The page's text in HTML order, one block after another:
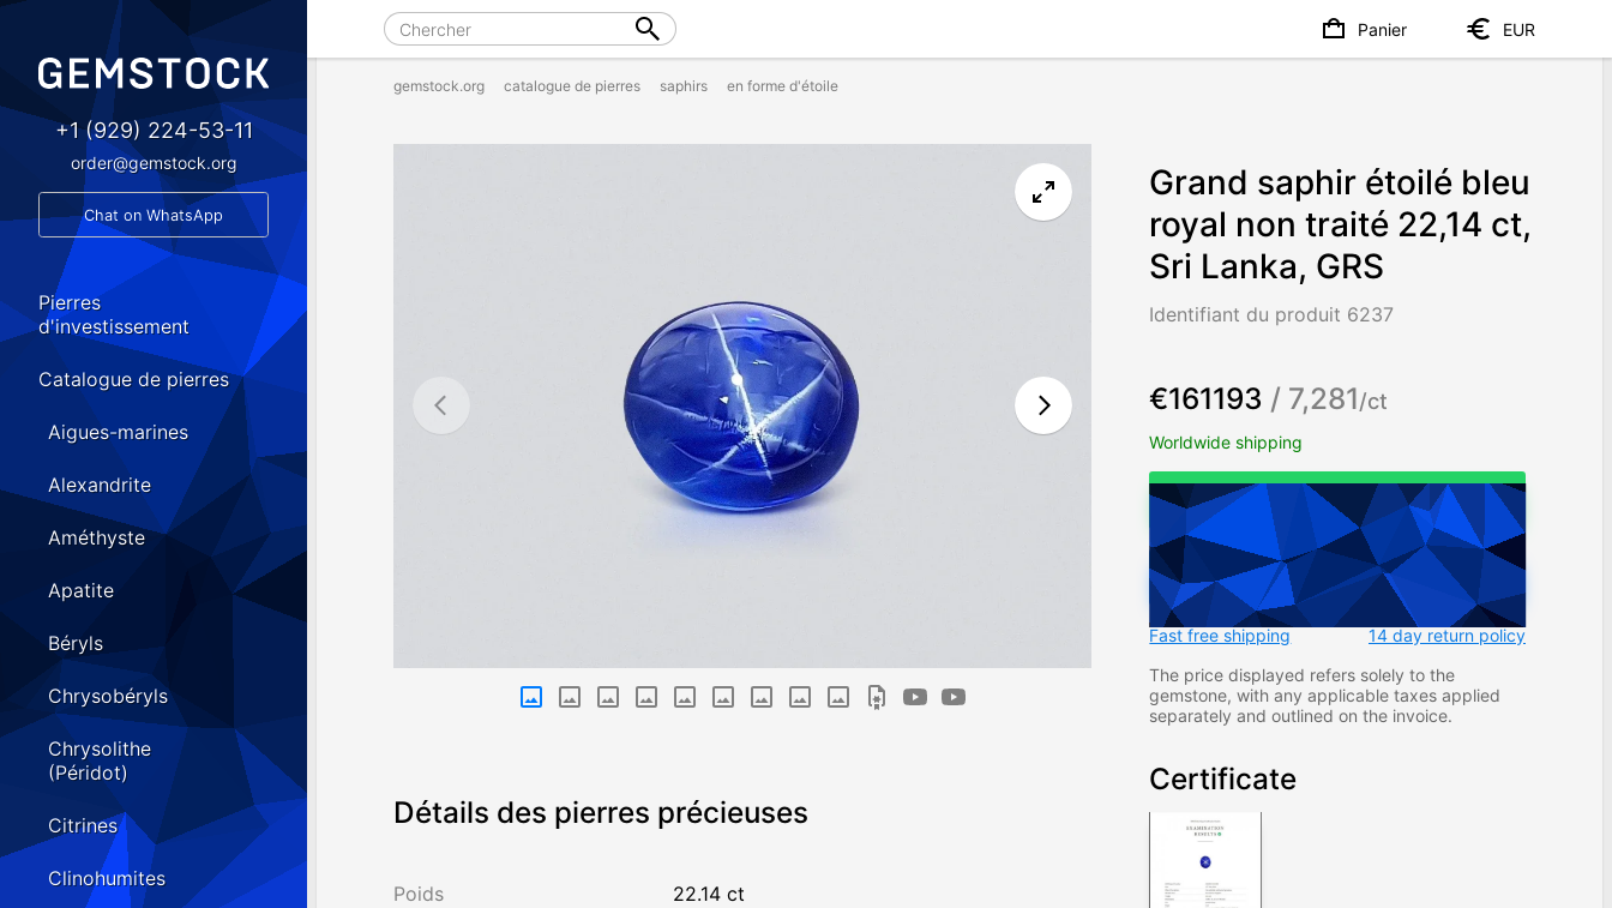
gemstock.org catalogue de pierres saphirs en forme d'étoile
Grand saphir étoilé bleu
royal non traité 22,14 ct,
Sri Lanka, GRS
Identifiant du produit 6237
€161193 / 7,281/ct
Worldwide shipping
Chat on WhatsApp
ADD TO CART
Fast free shipping
14 day return policy
The price displayed refers solely to the
gemstone, with any applicable taxes applied
separately and outlined on the invoice.
Certificate
Détails des pierres précieuses
Poids
22.14 ct
+1 (929) 224-53-11
order@gemstock.org
Chat on WhatsApp
Pierres
d'investissement
Catalogue de pierres
Aigues-marines
Alexandrite
Améthyste
Apatite
Béryls
Chrysobéryls
Chrysolithe
(Péridot)
Citrines
Clinohumites
Panier EUR